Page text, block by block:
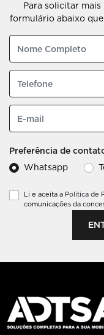
Para solicitar
formulário abaixo
Preferência de
Whatsapp
Li e aceita a Política de
comunicações da